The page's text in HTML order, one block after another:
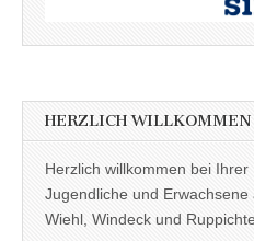
HERZLICH
Herzlich willkommen bei Ihrer
Jugendliche und Erwachsene
Wiehl, Windeck und